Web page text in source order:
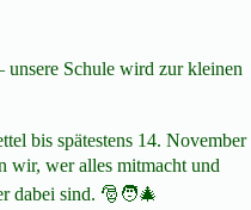
Schule wird zur kleinen
bis spätestens 14. November
wir, wer alles mitmacht und
dabei sind. 🎅🧑‍🎄